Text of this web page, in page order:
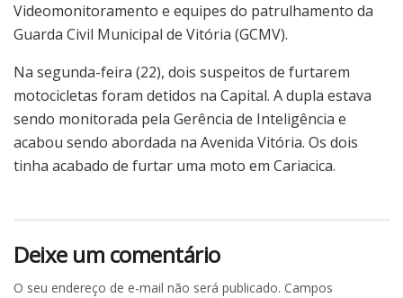
Videomonitoramento e equipes do patrulhamento da
Guarda Civil Municipal de Vitória (GCMV).
Na segunda-feira (22), dois suspeitos de furtarem
motocicletas foram detidos na Capital. A dupla estava
sendo monitorada pela Gerência de Inteligência e
acabou sendo abordada na Avenida Vitória. Os dois
tinha acabado de furtar uma moto em Cariacica.
Deixe um comentário
O seu endereço de e-mail não será publicado. Campos